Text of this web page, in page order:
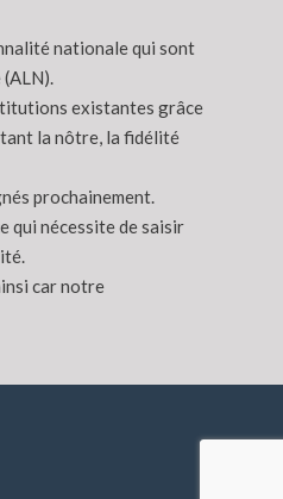
nationale qui sont
existantes grâce
la nôtre, la fidélité
prochainement.
qui nécessite de saisir
car notre